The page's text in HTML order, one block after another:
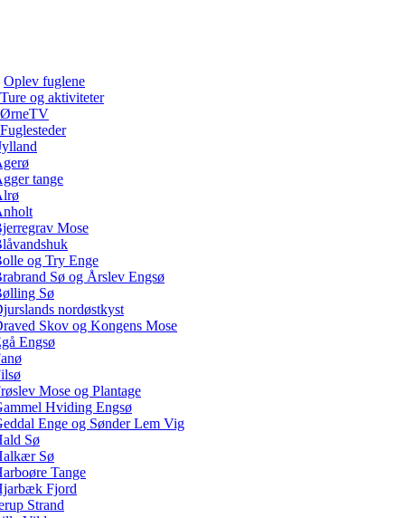
Oplev fuglene
Ture og aktiviteter
ØrneTV
Fuglesteder
tange
Mose
og Try Enge
Sø og Årslev Engsø
Sø
nordøstkyst
Skov og Kongens Mose
Engsø
Mose og Plantage
Hviding Engsø
Enge og Sønder Lem Vig
Sø
Sø
Tange
Fjord
Strand